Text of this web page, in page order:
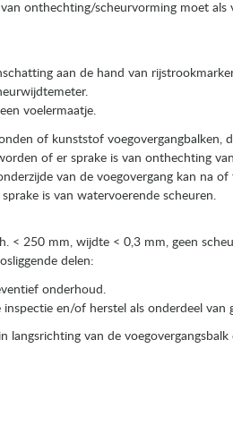
onthechting/scheurvorming moet als
aan de hand van
voelermaatje.
of kunststof voegovergangbalken,
of er sprake is van onthechting
van de voegovergang kan na of
is van watervoerende scheuren.
< 250 mm, wijdte < 0,3 mm, geen
delen:
onderhoud.
en/of herstel als onderdeel van
van de voegovergangsbalk